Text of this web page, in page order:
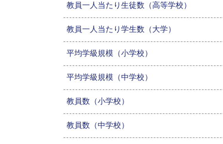
教員一人当たり生徒数（高等学校）
教員一人当たり学生数（大学）
平均学級規模（小学校）
平均学級規模（中学校）
教員数（小学校）
教員数（中学校）